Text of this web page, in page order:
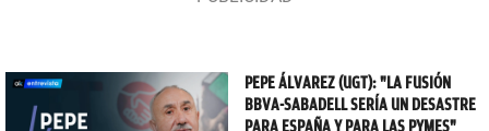
PEPE ÁLVAREZ (UGT): "LA FUSIÓN
BBVA-SABADELL SERÍA UN DESASTRE
PARA ESPAÑA Y PARA LAS PYMES"